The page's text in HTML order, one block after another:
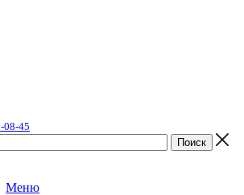
08-45
Меню